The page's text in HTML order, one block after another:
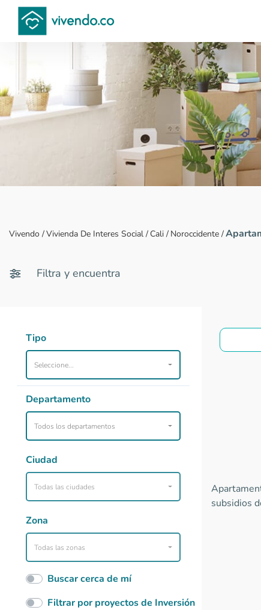
Vivendo /Vivienda De Interes Social / Cali / Noroccidente /
Filtra y encuentra
subsidios
Tipo
Seleccione...
Departamento
Todos los departamentos
Ciudad
Todas las ciudades
Zona
Todas las zonas
Buscar cerca de mí
Filtrar por proyectos de Inversión